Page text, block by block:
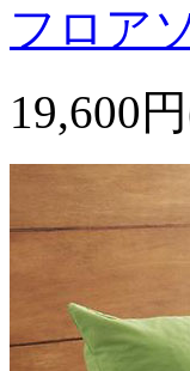
フロア
19,600